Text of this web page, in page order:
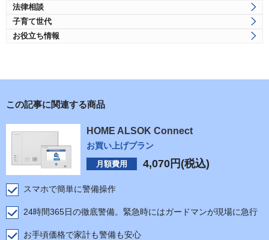
法律相談
子育て世代
お役立ち情報
この記事に関連する商品
HOME ALSOK Connect
お買い上げプラン
月額費用 4,070 円(税込)
スマホで簡単に警備操作
24時間365日の徹底警備。緊急時にはガードマンが現場に急行
お手頃価格で家計も警備も安心